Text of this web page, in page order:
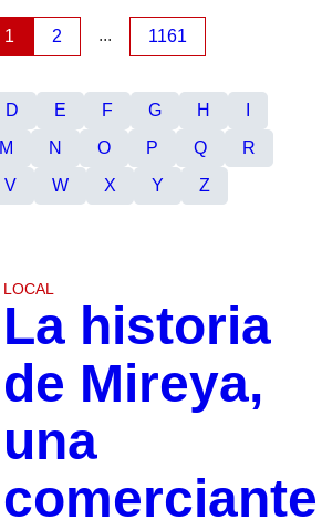
1 2 ... 1161
D E F G H
M N O P Q
R
V W X Y Z
LOCAL
La historia
de Mireya,
una
comerciante